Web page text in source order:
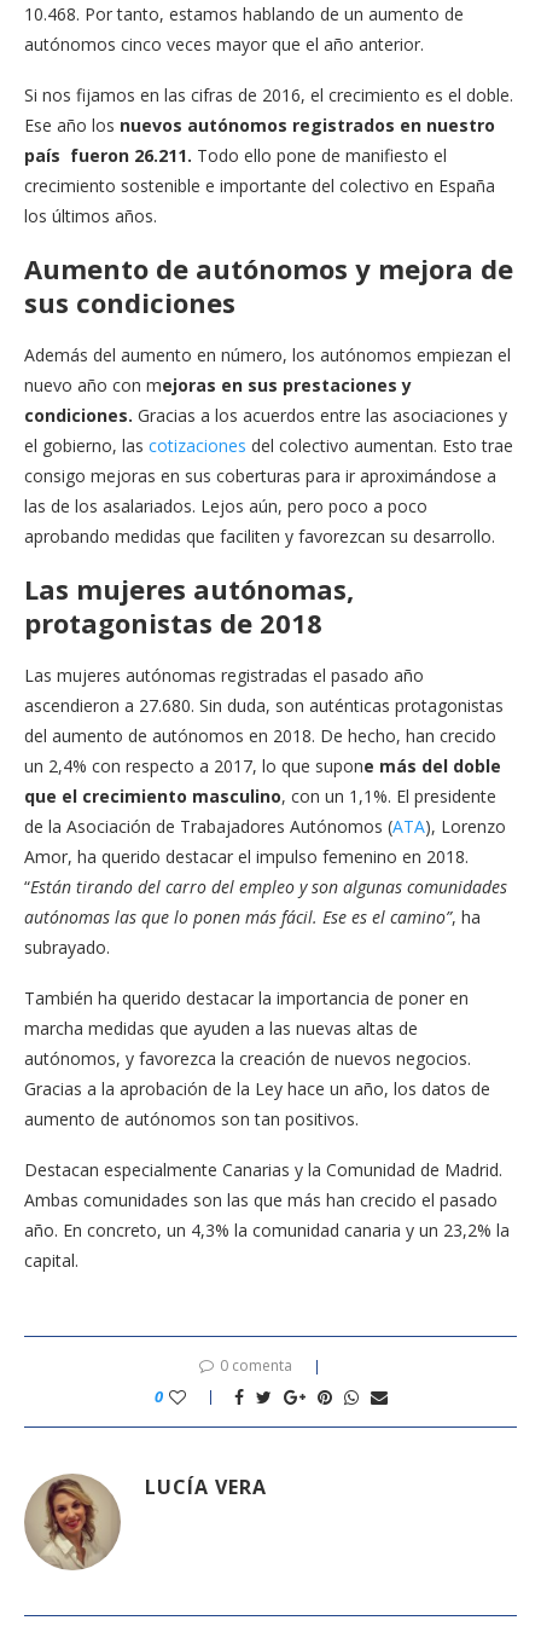
10.468. Por tanto, estamos hablando de un aumento de
autónomos cinco veces mayor que el año anterior.
Si nos fijamos en las cifras de 2016, el crecimiento es el doble.
Ese año los nuevos autónomos registrados en nuestro
país fueron 26.211. Todo ello pone de manifiesto el
crecimiento sostenible e importante del colectivo en España
los últimos años.
Aumento de autónomos y mejora de
sus condiciones
Además del aumento en número, los autónomos empiezan el
nuevo año con mejoras en sus prestaciones y
condiciones. Gracias a los acuerdos entre las asociaciones y
el gobierno, las cotizaciones del colectivo aumentan. Esto trae
consigo mejoras en sus coberturas para ir aproximándose a
las de los asalariados. Lejos aún, pero poco a poco
aprobando medidas que faciliten y favorezcan su desarrollo.
Las mujeres autónomas,
protagonistas de 2018
Las mujeres autónomas registradas el pasado año
ascendieron a 27.680. Sin duda, son auténticas protagonistas
del aumento de autónomos en 2018. De hecho, han crecido
un 2,4% con respecto a 2017, lo que supone más del doble
que el crecimiento masculino, con un 1,1%. El presidente
de la Asociación de Trabajadores Autónomos (ATA), Lorenzo
Amor, ha querido destacar el impulso femenino en 2018.
“Están tirando del carro del empleo y son algunas comunidades
autónomas las que lo ponen más fácil. Ese es el camino”, ha
subrayado.
También ha querido destacar la importancia de poner en
marcha medidas que ayuden a las nuevas altas de
autónomos, y favorezca la creación de nuevos negocios.
Gracias a la aprobación de la Ley hace un año, los datos de
aumento de autónomos son tan positivos.
Destacan especialmente Canarias y la Comunidad de Madrid.
Ambas comunidades son las que más han crecido el pasado
año. En concreto, un 4,3% la comunidad canaria y un 23,2% la
capital.
0 comenta
0
LUCÍA VERA